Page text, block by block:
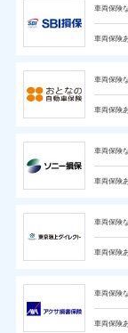
車両保険な
車両保険
車両保険な
車両保険
車両保険な
車両保険
車両保険な
車両保険
車両保険な
車両保険